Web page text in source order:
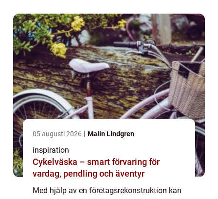
05 augusti 2026 Malin Lindgren
inspiration
Cykelväska – smart förvaring för
vardag, pendling och äventyr
Med hjälp av en företagsrekonstruktion kan